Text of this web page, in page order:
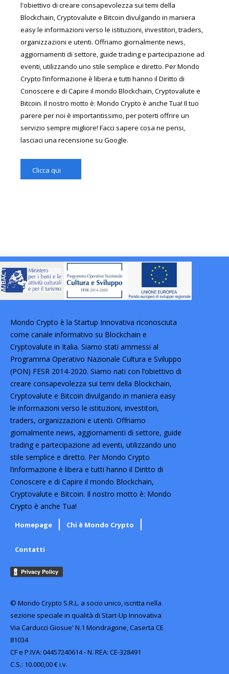
l'obiettivo di creare consapevolezza sui temi della
Blockchain, Cryptovalute e Bitcoin divulgando in maniera
easy le informazioni verso le istituzioni, investitori, traders,
organizzazioni e utenti. Offriamo giornalmente news,
aggiornamenti di settore, guide trading e partecipazione ad
eventi, utilizzando uno stile semplice e diretto. Per Mondo
Crypto l’informazione è libera e tutti hanno il Diritto di
Conoscere e di Capire il mondo Blockchain, Cryptovalute e
Bitcoin. Il nostro motto è: Mondo Crypto è anche Tua! Il tuo
parere per noi è importantissimo, per poterti offrire un
servizio sempre migliore! Facci sapere cosa ne pensi,
lasciaci una recensione su Google.
Clicca qui
Mondo Crypto è la Startup Innovativa riconosciuta
come canale informativo su Blockchain e
Cryptovalute in Italia. Siamo stati ammessi al
Programma Operativo Nazionale Cultura e Sviluppo
(PON) FESR 2014-2020. Siamo nati con l’obiettivo di
creare consapevolezza sui temi della Blockchain,
Cryptovalute e Bitcoin divulgando in maniera easy
le informazioni verso le istituzioni, investitori,
traders, organizzazioni e utenti. Offriamo
giornalmente news, aggiornamenti di settore, guide
trading e partecipazione ad eventi, utilizzando uno
stile semplice e diretto. Per Mondo Crypto
l’informazione è libera e tutti hanno il Diritto di
Conoscere e di Capire il mondo Blockchain,
Cryptovalute e Bitcoin. Il nostro motto è: Mondo
Crypto è anche Tua!
Homepage Chi è Mondo Crypto
Contatti
© Mondo Crypto S.R.L. a socio unico, iscritta nella
sezione speciale in qualità di Start-Up Innovativa
Via Carducci Giosue' N.1 Mondragone, Caserta CE
81034
CF e P.IVA: 04457240614 - N. REA: CE-328491
C.S.: 10.000,00 € i.v.